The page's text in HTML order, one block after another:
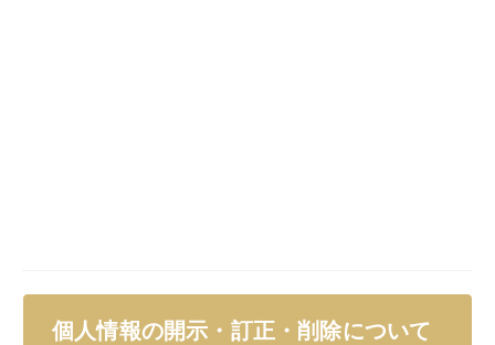
個人情報の開示・訂正・削除について